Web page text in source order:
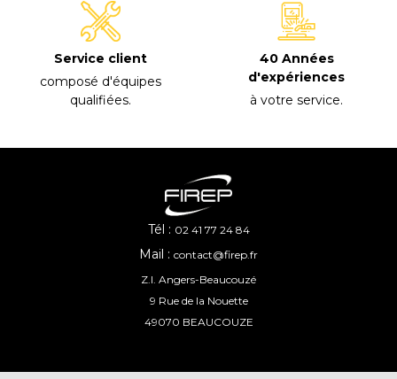
Service client
composé d'équipes
qualifiées.
40 Années
d'expériences
à votre service.
Tél : 02 41 77 24 84
Mail : contact@firep.fr
Z.I. Angers-Beaucouzé
9 Rue de la Nouette
49070 BEAUCOUZE